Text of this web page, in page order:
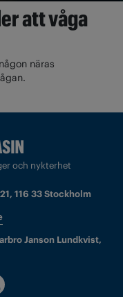
att våga
näras
och nykterhet
116 33 Stockholm
Janson Lundkvist,